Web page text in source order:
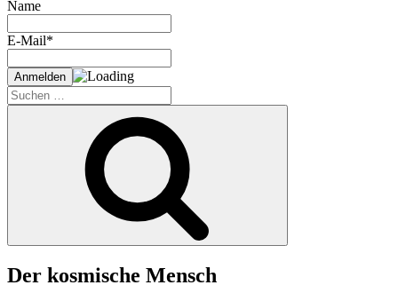
Name
E-Mail*
Suche
nach:
Der kosmische Mensch